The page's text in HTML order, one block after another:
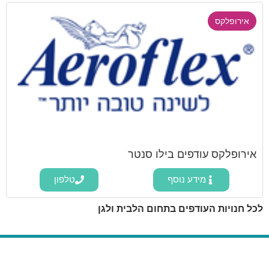
אירופלקס
אירופלקס עודפים בילו סנטר
מידע נוסף טלפון
לכל חנויות העודפים בתחום הלבית ולגן